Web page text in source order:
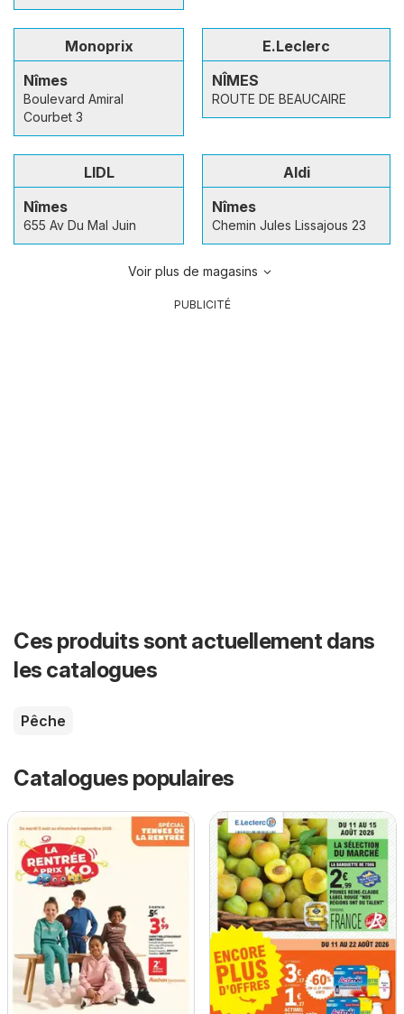
Monoprix
Nîmes
Boulevard Amiral
Courbet 3
E.Leclerc
NÎMES
ROUTE DE BEAUCAIRE
LIDL
Nîmes
655 Av Du Mal Juin
Aldi
Nîmes
Chemin Jules Lissajous 23
Voir plus de magasins
PUBLICITÉ
Ces produits sont actuellement dans
les catalogues
Pêche
Catalogues populaires